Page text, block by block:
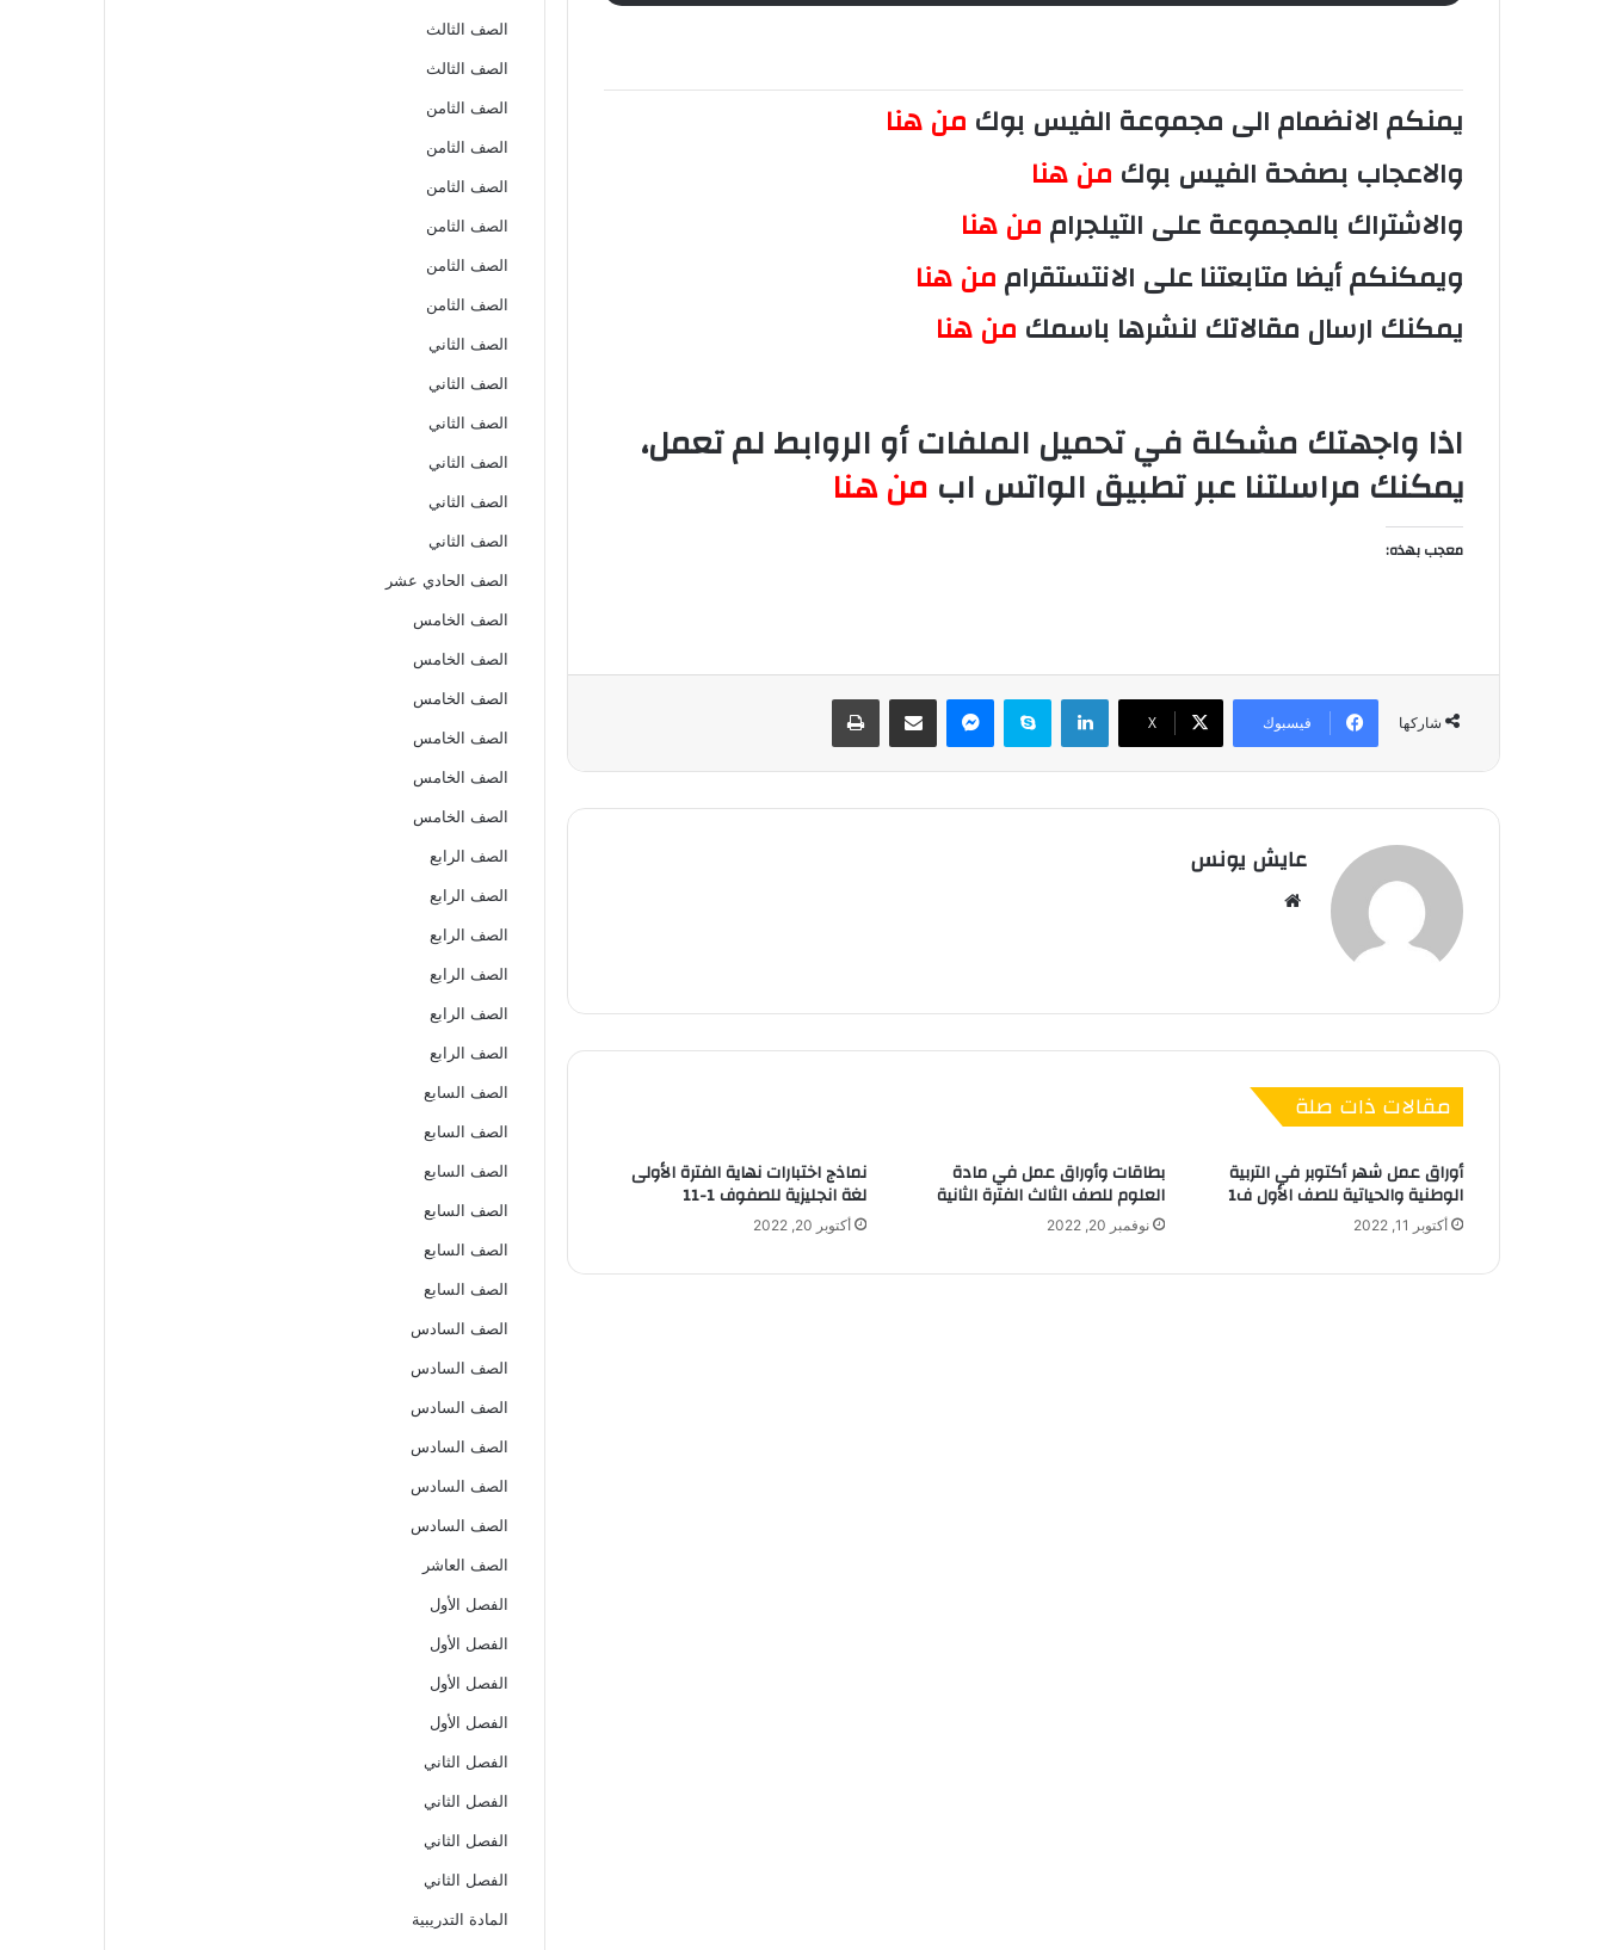
يمنكم الانضمام الى مجموعة الفيس بوك من هنا
والاعجاب بصفحة الفيس بوك من هنا
والاشتراك بالمجموعة على التيلجراممن هنا
ويمكنكم أيضا متابعتنا على الانتستقراممن هنا
يمكنك ارسال مقالاتك لنشرها باسمك من هنا
اذا واجهتك مشكلة في تحميل الملفات أو الروابط لم تعمل،
يمكنك مراسلتنا عبر تطبيق الواتس اب من هنا
معجب بهذه:
شاركها فيسبوك ‫X
لينكدإن سكايب
عايش يونس
مقالات ذات صلة
أوراق عمل شهر أكتوبر في التربية
الوطنية والحياتية للصف الأول ف1
أكتوبر 11, 2022
بطاقات وأوراق عمل في مادة
العلوم للصف الثالث الفترة الثانية
نوفمبر 20, 2022
نماذج اختبارات نهاية الفترة الأولى
لغة انجليزية للصفوف 1-11
أكتوبر 20, 2022
الصف الثالث
الصف الثالث
الصف الثامن
الصف الثامن
الصف الثامن
الصف الثامن
الصف الثامن
الصف الثامن
الصف الثاني
الصف الثاني
الصف الثاني
الصف الثاني
الصف الثاني
الصف الثاني
الصف الحادي عشر
الصف الخامس
الصف الخامس
الصف الخامس
الصف الخامس
الصف الخامس
الصف الخامس
الصف الرابع
الصف الرابع
الصف الرابع
الصف الرابع
الصف الرابع
الصف الرابع
الصف السابع
الصف السابع
الصف السابع
الصف السابع
الصف السابع
الصف السابع
الصف السادس
الصف السادس
الصف السادس
الصف السادس
الصف السادس
الصف السادس
الصف العاشر
الفصل الأول
الفصل الأول
الفصل الأول
الفصل الأول
الفصل الثاني
الفصل الثاني
الفصل الثاني
الفصل الثاني
المادة التدريبية